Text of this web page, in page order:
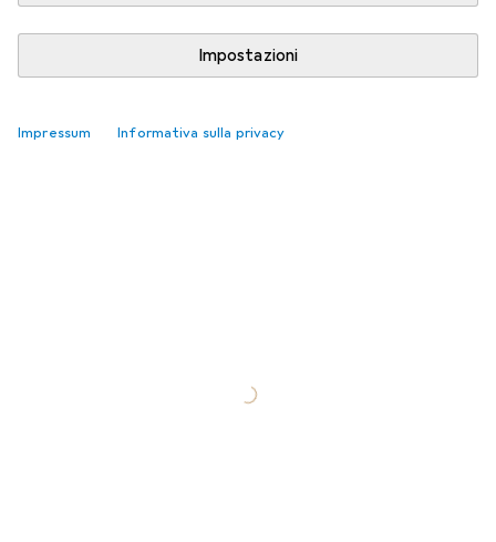
Impostazioni
Impressum Informativa sulla privacy